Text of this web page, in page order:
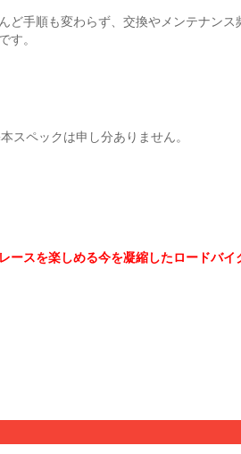
手順も変わらず、交換やメンテナン
す。
ペックは申し分ありません。
ースを楽しめる今を凝縮したロードバイ